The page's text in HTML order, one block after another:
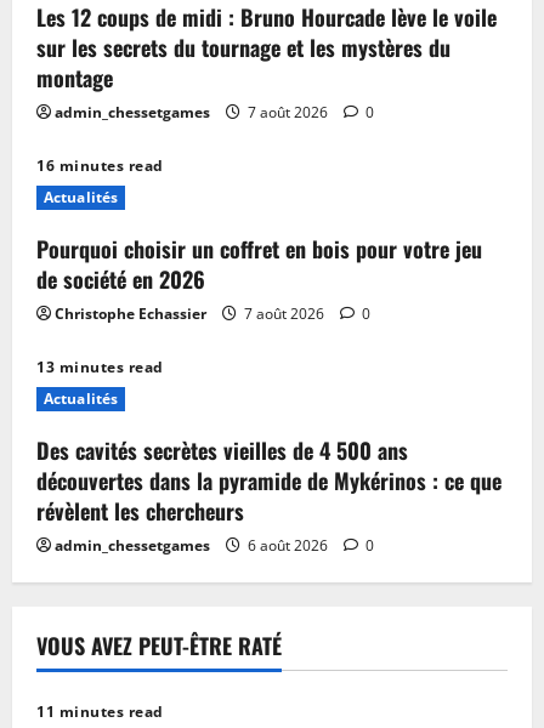
Les 12 coups de midi : Bruno Hourcade lève le voile
sur les secrets du tournage et les mystères du
montage
admin_chessetgames 7 août 2026 0
16 minutes read
Actualités
Pourquoi choisir un coffret en bois pour votre jeu
de société en 2026
Christophe Echassier 7 août 2026 0
13 minutes read
Actualités
Des cavités secrètes vieilles de 4 500 ans
découvertes dans la pyramide de Mykérinos : ce que
révèlent les chercheurs
admin_chessetgames 6 août 2026 0
VOUS AVEZ PEUT-ÊTRE RATÉ
11 minutes read